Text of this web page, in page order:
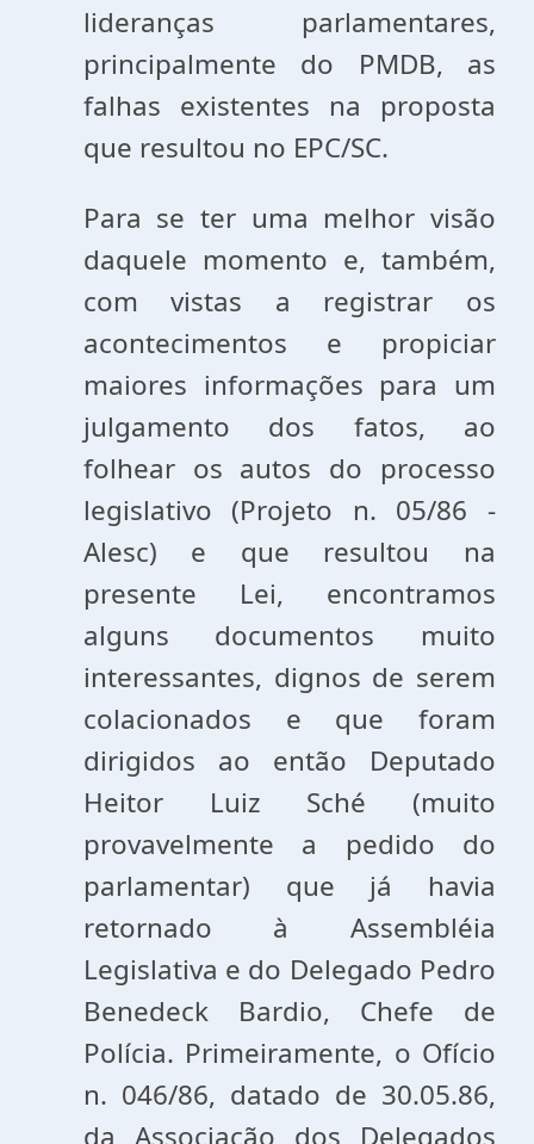
lideranças parlamentares,
principalmente do PMDB, as
falhas existentes na proposta
que resultou no EPC/SC.
Para se ter uma melhor visão
daquele momento e, também,
com vistas a registrar os
acontecimentos e propiciar
maiores informações para um
julgamento dos fatos, ao
folhear os autos do processo
legislativo (Projeto n. 05/86 -
Alesc) e que resultou na
presente Lei, encontramos
alguns documentos muito
interessantes, dignos de serem
colacionados e que foram
dirigidos ao então Deputado
Heitor Luiz Sché (muito
provavelmente a pedido do
parlamentar) que já havia
retornado à Assembléia
Legislativa e do Delegado Pedro
Benedeck Bardio, Chefe de
Polícia. Primeiramente, o Ofício
n. 046/86, datado de 30.05.86,
da Associação dos Delegados